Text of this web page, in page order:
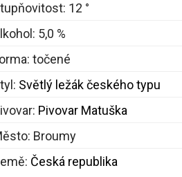
12 °
5,0 %
točené
Světlý ležák českého typu
Pivovar Matuška
Broumy
Česká republika